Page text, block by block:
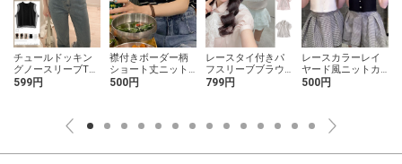
チュールドッキン
グノースリーブTシ
ャツ
599円
襟付きボーダー柄
ショート丈ニット
トップス
500円
レースタイ付きパ
フスリーブブラウ
ス
799円
レースカラーレイ
ヤード風ニットカ
ーディガン
500円